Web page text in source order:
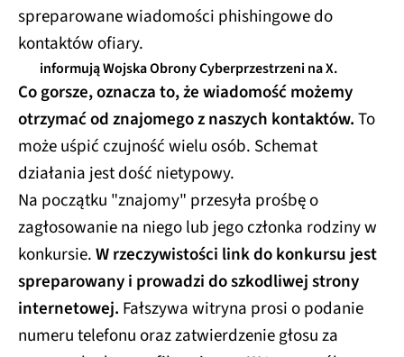
spreparowane wiadomości phishingowe do
kontaktów ofiary.
informują Wojska Obrony Cyberprzestrzeni na X.
Co gorsze, oznacza to, że wiadomość możemy
otrzymać od znajomego z naszych kontaktów.To
może uśpić czujność wielu osób. Schemat
działania jest dość nietypowy.
Na początku "znajomy" przesyła prośbę o
zagłosowanie na niego lub jego członka rodziny w
konkursie. W rzeczywistości link do konkursu jest
spreparowany i prowadzi do szkodliwej strony
internetowej. Fałszywa witryna prosi o podanie
numeru telefonu oraz zatwierdzenie głosu za